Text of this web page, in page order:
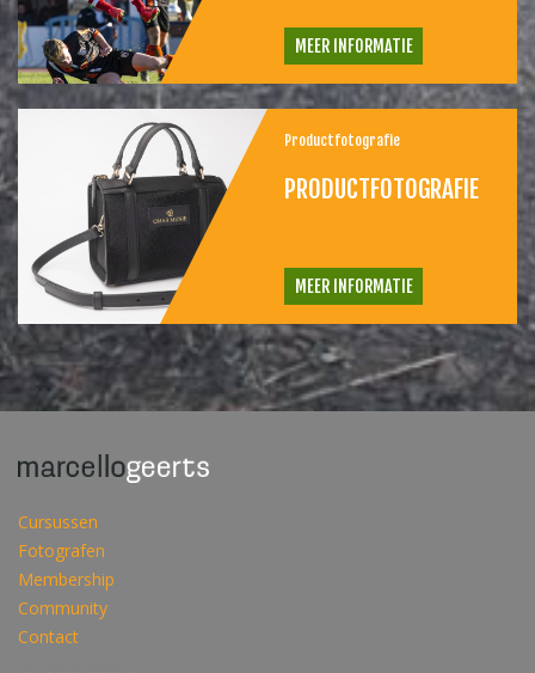
MEER INFORMATIE
Productfotografie
PRODUCTFOTOGRAFIE
MEER INFORMATIE
Cursussen
Fotografen
Membership
Community
Contact